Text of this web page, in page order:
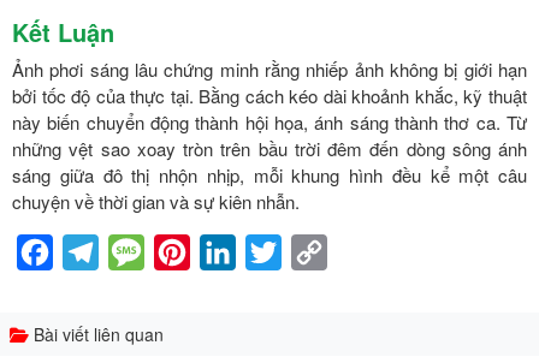
Kết Luận
Ảnh phơi sáng lâu chứng minh rằng nhiếp ảnh không bị giới hạn
bởi tốc độ của thực tại. Bằng cách kéo dài khoảnh khắc, kỹ thuật
này biến chuyển động thành hội họa, ánh sáng thành thơ ca. Từ
những vệt sao xoay tròn trên bầu trời đêm đến dòng sông ánh
sáng giữa đô thị nhộn nhịp, mỗi khung hình đều kể một câu
chuyện về thời gian và sự kiên nhẫn.
FacebookTelegramMessagePinterestLinkedInTwitter
Bài viết liên quan